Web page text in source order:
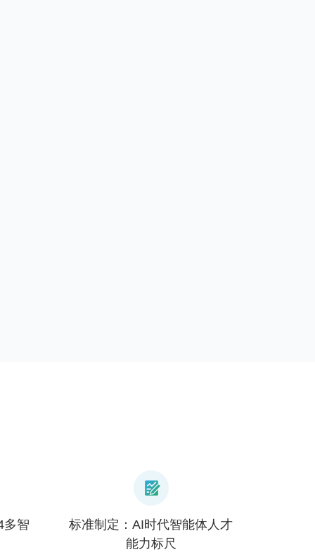
多智
标准制定：AI时代智能体人才
能力标尺